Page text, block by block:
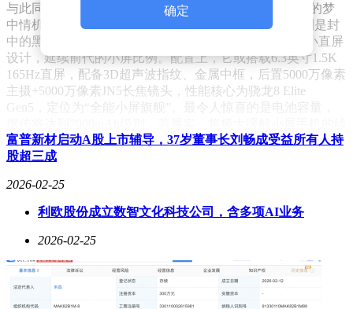
与此同时，一加也同步预热了新机一加15T，以“小屏党的梦
中情机”为宣传点，吸引注重手感与便携性的用户。从利是封
中的黑色卡片尺寸推测，这款新机大概率采用6.32英寸小直屏
设计，延续前代的小屏比例。配置上，它或搭载6.3英寸1.5K
165Hz直屏，配备3D超声波指纹、金属中框，后置5000万像素
主摄+5000万像素JN5长焦镜头，性能核心为骁龙8 Elite
Gen5，定位为“全能小屏旗舰”。最令人惊喜的是电池容量，
航焦虑。结合100W有线快充，一加15T在堆叠密度与电池材
料上或进行了深度优化。设计方面，新机延续前代风格，但细
步强化“好用、耐用、续航强”的产品形象。
OPPO与一加的这两款新机，分别代表了“大”与“小”的两种极
端方向：Find N6聚焦折叠屏的平整度与影像规格，一加15T则
层逻辑一致——在细分市场中做到极致。这种策略既避免了同
质化竞争，又能精准满足多样化需求。对于消费者而言，无论
是追求折叠体验的创新用户，还是偏爱小屏手感的实用主义
确定
富普新材启动A股上市辅导，37岁董事长刘畅成受益所有人持
股超三成
2026-02-25
利欧股份成立数智文化科技公司，含多项AI业务
2026-02-25